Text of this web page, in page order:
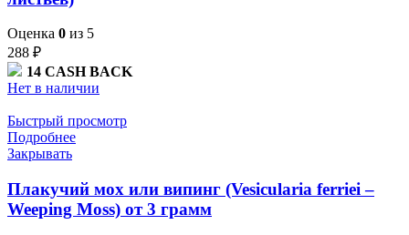
Оценка 0 из 5
288 ₽
14 CASH BACK
Нет в наличии
Быстрый просмотр
Подробнее
Закрывать
Плакучий мох или випинг (Vesicularia ferriei –
Weeping Moss) от 3 грамм